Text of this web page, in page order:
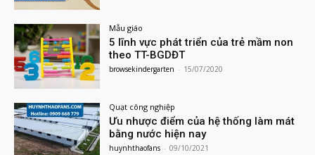
Mẫu giáo
5 lĩnh vực phát triển của trẻ mầm non
theo TT-BGDĐT
browsekindergarten - 15/07/2020
Quạt công nghiệp
Ưu nhược điểm của hệ thống làm mát
bằng nước hiện nay
huynhthaofans - 09/10/2021